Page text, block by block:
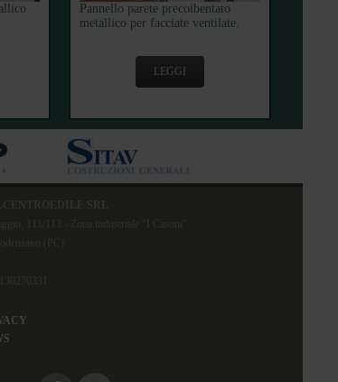
Pannello parete precoibentato
metallico per facciate ventilate.
LEGGI